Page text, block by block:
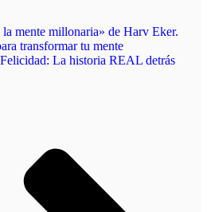
la mente millonaria» de Harv Eker.
transformar tu mente
La historia REAL detrás